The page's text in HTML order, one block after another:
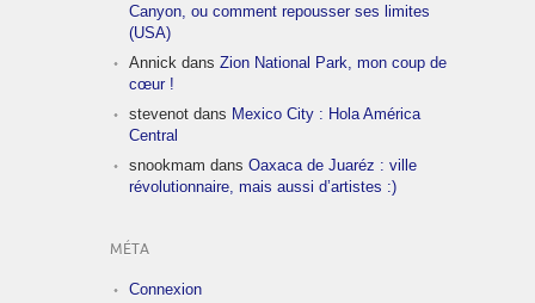
Canyon, ou comment repousser ses limites
(USA)
Annick dans Zion National Park, mon coup de
cœur !
stevenot dans Mexico City : Hola América
Central
snookmam dans Oaxaca de Juaréz : ville
révolutionnaire, mais aussi d’artistes :)
MÉTA
Connexion